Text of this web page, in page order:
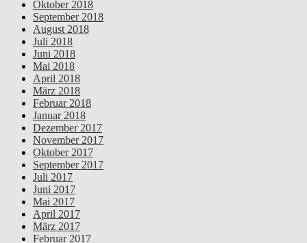
Oktober 2018
September 2018
August 2018
Juli 2018
Juni 2018
Mai 2018
April 2018
März 2018
Februar 2018
Januar 2018
Dezember 2017
November 2017
Oktober 2017
September 2017
Juli 2017
Juni 2017
Mai 2017
April 2017
März 2017
Februar 2017